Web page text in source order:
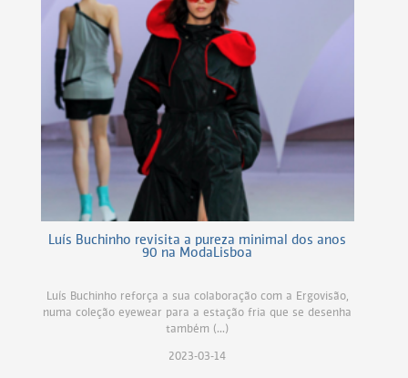
Luís Buchinho revisita a pureza minimal dos anos
90 na ModaLisboa
Luís Buchinho reforça a sua colaboração com a Ergovisão,
numa coleção eyewear para a estação fria que se desenha
também (...)
2023-03-14